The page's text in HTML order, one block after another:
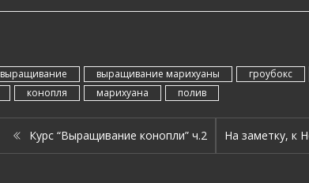
выращивание выращивание марихуаны гроубокс
конопля марихуана полив
Курс “Выращивание конопли” ч.2 На заметку, к